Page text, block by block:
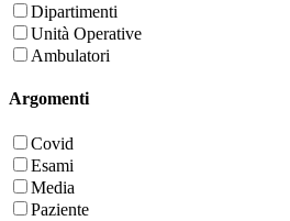
Dipartimenti
Unità Operative
Ambulatori
Argomenti
Covid
Esami
Media
Paziente